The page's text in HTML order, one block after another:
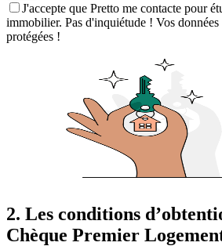
J'accepte que Pretto me contacte pour
immobilier. Pas d'inquiétude ! Vos données
protégées !
2. Les conditions
Chèque Premier